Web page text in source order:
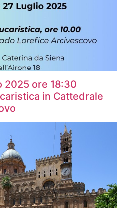
2025 ore 18:30
in Cattedrale